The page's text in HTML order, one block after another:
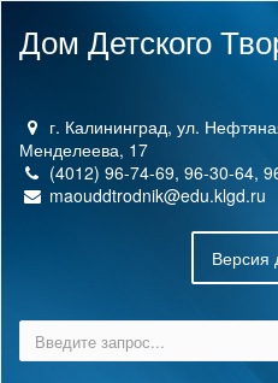
Дом Детского
г. Калининград, ул.
Менделеева, 17
(4012) 96-74-69, 96-30-64,
maouddtrodnik@edu.klgd.ru
Версия